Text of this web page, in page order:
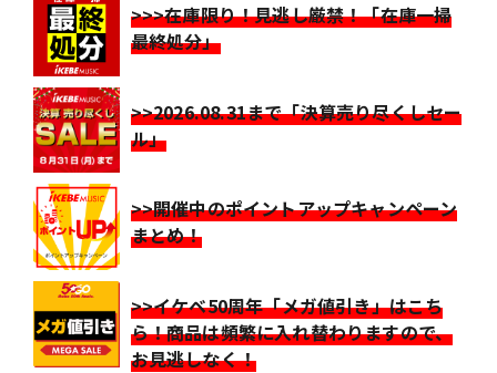
>>>在庫限り！見逃し厳禁！「在庫一掃
最終処分」
>>2026.08.31まで「決算売り尽くしセー
ル」
>>開催中のポイントアップキャンペーン
まとめ！
>>イケベ50周年「メガ値引き」はこち
ら！商品は頻繁に入れ替わりますので、
お見逃しなく！